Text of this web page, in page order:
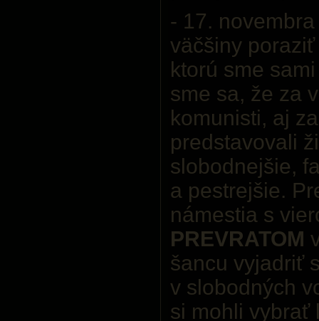
- 17.
väčšiny
ktorú sme
sme sa, že za
komunisti, aj
predstavovali
slobodnejšie,
a pestrejšie.
námestia s
PREVRATOM
šancu vyjadriť
v slobodných
si mohli vybrať